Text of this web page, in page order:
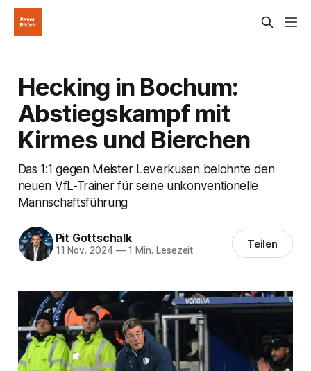
Hecking in Bochum:
Abstiegskampf mit
Kirmes und Bierchen
Das 1:1 gegen Meister Leverkusen belohnte den
neuen VfL-Trainer für seine unkonventionelle
Mannschaftsführung
Pit Gottschalk
11 Nov. 2024 —1 Min. Lesezeit Teilen